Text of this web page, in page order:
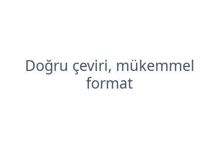
Doğru çeviri, mükemmel
format